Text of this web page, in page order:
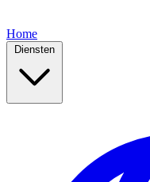
Home
Diensten